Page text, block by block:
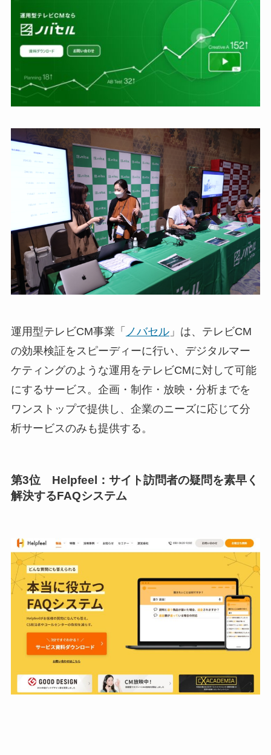
運用型テレビCM事業「 ノバセル」は、テレビCM
の効果検証をスピーディーに行い、デジタルマー
ケティングのような運用をテレビCMに対して可能
にするサービス。企画・制作・放映・分析までを
ワンストップで提供し、企業のニーズに応じて分
析サービスのみも提供する。
第3位 Helpfeel：サイト訪問者の疑問を素早く
解決するFAQシステム